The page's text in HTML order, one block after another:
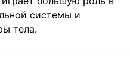
системы и
тела.